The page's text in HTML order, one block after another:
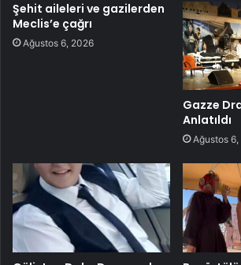
Şehit aileleri ve gazilerden
Meclis’e çağrı
Ağustos 6, 2026
Gazze
Anlatıldı
Ağustos